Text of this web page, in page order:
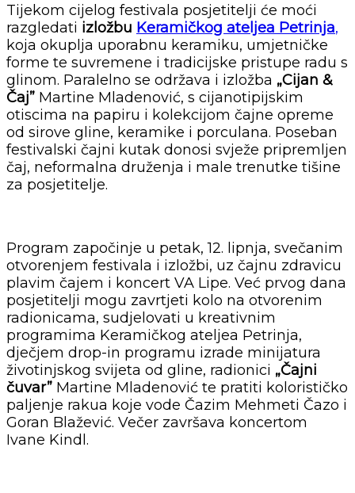
Tijekom cijelog festivala posjetitelji će moći
razgledati izložbu Keramičkog ateljea Petrinja,
koja okuplja uporabnu keramiku, umjetničke
forme te suvremene i tradicijske pristupe radu s
glinom. Paralelno se održava i izložba „Cijan &
Čaj” Martine Mladenović, s cijanotipijskim
otiscima na papiru i kolekcijom čajne opreme
od sirove gline, keramike i porculana. Poseban
festivalski čajni kutak donosi svježe pripremljen
čaj, neformalna druženja i male trenutke tišine
za posjetitelje.
Program započinje u petak, 12. lipnja, svečanim
otvorenjem festivala i izložbi, uz čajnu zdravicu
plavim čajem i koncert VA Lipe. Već prvog dana
posjetitelji mogu zavrtjeti kolo na otvorenim
radionicama, sudjelovati u kreativnim
programima Keramičkog ateljea Petrinja,
dječjem drop-in programu izrade minijatura
životinjskog svijeta od gline, radionici „Čajni
čuvar” Martine Mladenović te pratiti kolorističko
paljenje rakua koje vode Čazim Mehmeti Čazo i
Goran Blažević. Večer završava koncertom
Ivane Kindl.